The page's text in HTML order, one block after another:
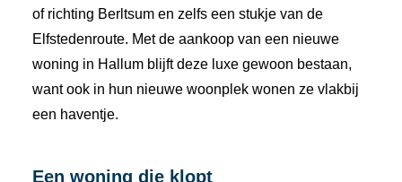
of richting Berltsum en zelfs een stukje van de
Elfstedenroute. Met de aankoop van een nieuwe
woning in Hallum blijft deze luxe gewoon bestaan,
want ook in hun nieuwe woonplek wonen ze vlakbij
een haventje.
Een woning die klopt